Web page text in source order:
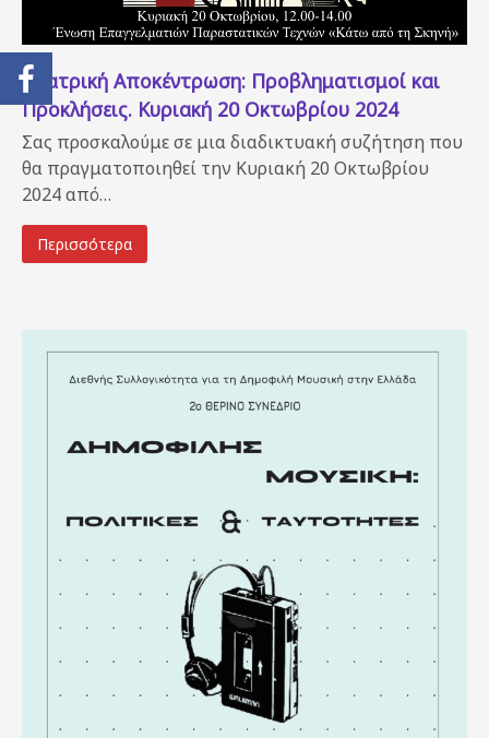
Θεατρική Αποκέντρωση: Προβληματισμοί και
Προκλήσεις. Κυριακή 20 Οκτωβρίου 2024
Σας προσκαλούμε σε μια διαδικτυακή συζήτηση που
θα πραγματοποιηθεί την Κυριακή 20 Οκτωβρίου
2024 από…
Περισσότερα